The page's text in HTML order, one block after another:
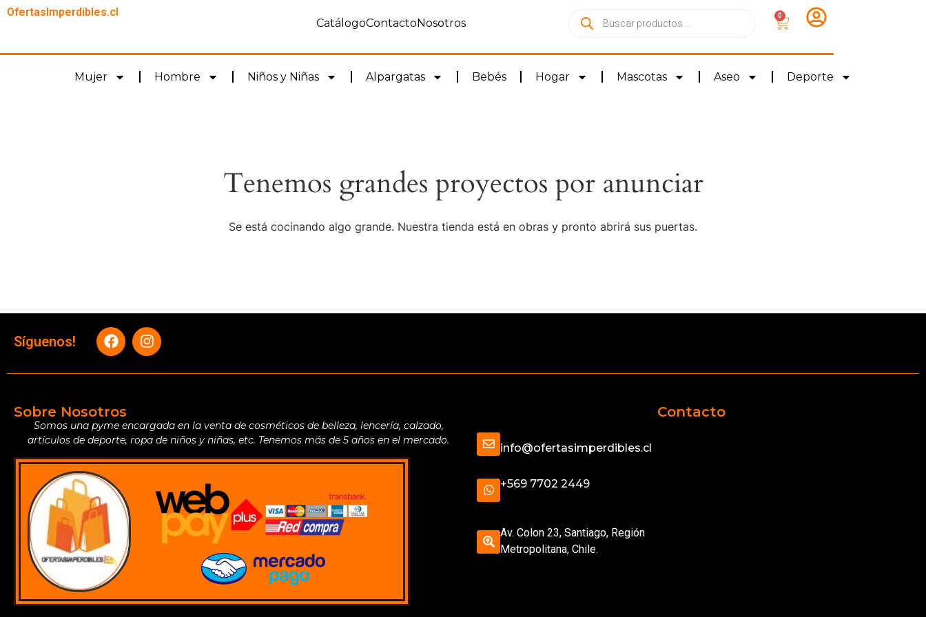
OfertasImperdibles.cl
CatálogoContactoNosotros
0
Mujer Hombre Niños y Niñas Alpargatas Bebés Hogar Mascotas Aseo Deporte
Tenemos grandes proyectos por anunciar
Se está cocinando algo grande. Nuestra tienda está en obras y pronto abrirá sus puertas.
Síguenos!
Sobre Nosotros
Somos una pyme encargada en la venta de cosméticos de belleza, lencería, calzado,
artículos de deporte, ropa de niños y niñas, etc. Tenemos más de 5 años en el mercado.
Contacto
info@ofertasimperdibles.cl
+569 7702 2449
Av. Colon 23, Santiago, Región
Metropolitana, Chile.